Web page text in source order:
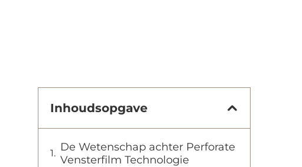
Inhoudsopgave
De Wetenschap achter Perforate
Vensterfilm Technologie